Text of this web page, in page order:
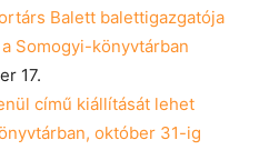
Balett balettigazgatója
Somogyi-könyvtárban
17.
című kiállítását lehet
október 31-ig